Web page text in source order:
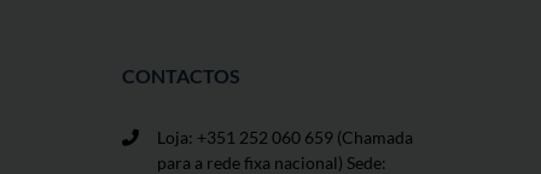
CONTACTOS
Loja: +351 252 060 659 (Chamada
para a rede fixa nacional) Sede: